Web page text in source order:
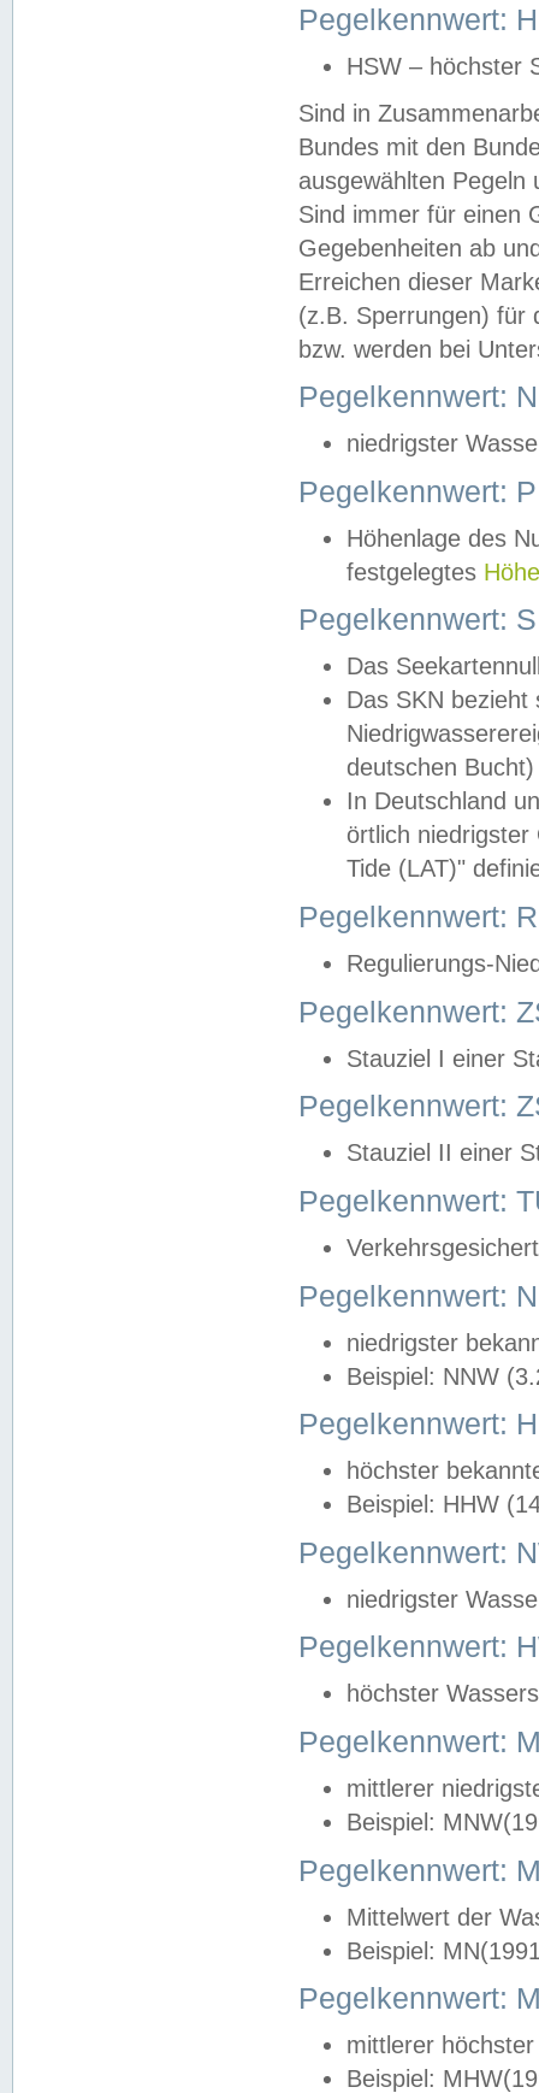
Pegelkennwert:
HSW – höchster
Sind in
Bundes mit den
ausgewählten
Sind immer für einen
Gegebenheiten ab
Erreichen dieser
(z.B. Sperrungen) für
bzw. werden bei
Pegelkennwert:
niedrigster
Pegelkennwert:
Höhenlage des
festgelegtes
Pegelkennwert:
Das
Das SKN
deutschen
In Deutschland
örtlich
Tide (LAT)"
Pegelkennwert:
Regulierungs-
Pegelkennwert:
Stauziel I einer
Pegelkennwert:
Stauziel II einer
Pegelkennwert:
Pegelkennwert:
niedrigster
Beispiel: NNW
Pegelkennwert:
höchster
Beispiel: HHW
Pegelkennwert:
niedrigster
Pegelkennwert:
höchster
Pegelkennwert:
mittlerer
Beispiel:
Pegelkennwert:
Mittelwert der
Beispiel:
Pegelkennwert:
mittlerer
Beispiel: